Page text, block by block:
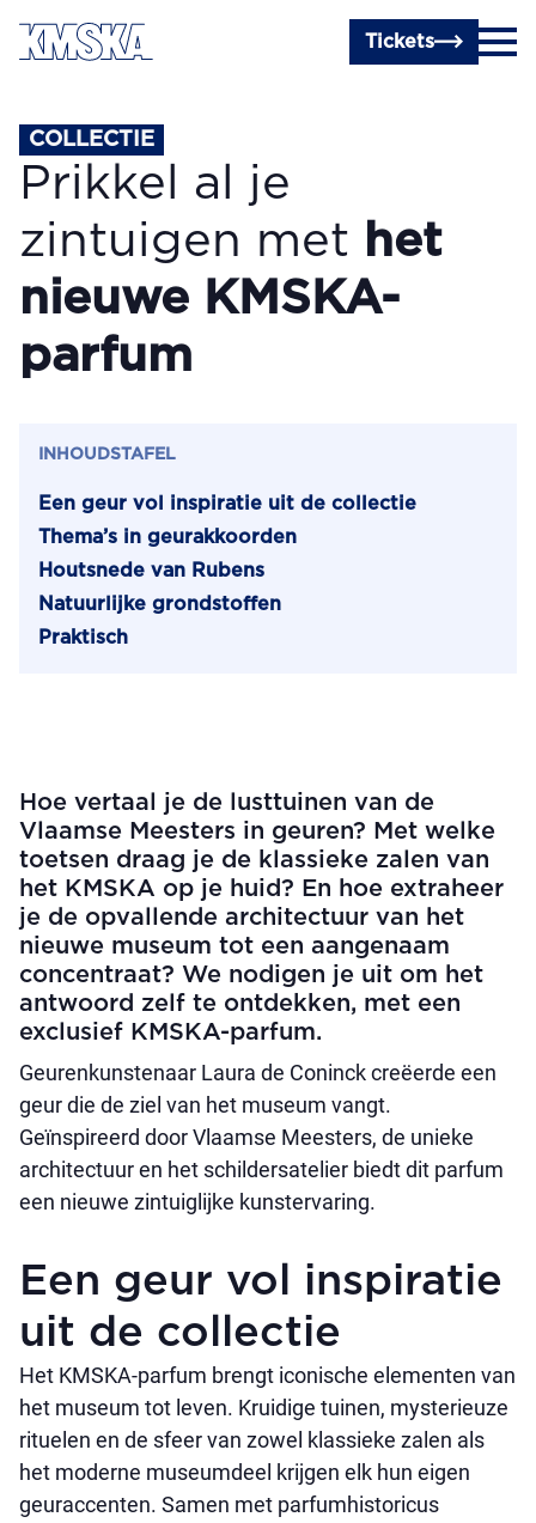
Ga naar hoofdinhoud
Tickets
COLLECTIE
Prikkel al je
zintuigen met het
nieuwe KMSKA-
parfum
INHOUDSTAFEL
Een geur vol inspiratie uit de collectie
Thema’s in geurakkoorden
Houtsnede van Rubens
Natuurlijke grondstoffen
Praktisch
Hoe vertaal je de lusttuinen van de
Vlaamse Meesters in geuren? Met welke
toetsen draag je de klassieke zalen van
het KMSKA op je huid? En hoe extraheer
je de opvallende architectuur van het
nieuwe museum tot een aangenaam
concentraat? We nodigen je uit om het
antwoord zelf te ontdekken, met een
exclusief KMSKA-parfum.
Geurenkunstenaar Laura de Coninck creëerde een
geur die de ziel van het museum vangt.
Geïnspireerd door Vlaamse Meesters, de unieke
architectuur en het schildersatelier biedt dit parfum
een nieuwe zintuiglijke kunstervaring.
Een geur vol inspiratie
uit de collectie
Het KMSKA-parfum brengt iconische elementen van
het museum tot leven. Kruidige tuinen, mysterieuze
rituelen en de sfeer van zowel klassieke zalen als
het moderne museumdeel krijgen elk hun eigen
geuraccenten. Samen met parfumhistoricus